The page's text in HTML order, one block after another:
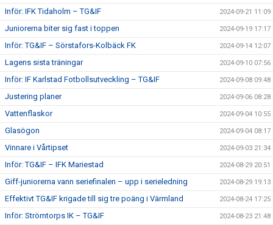
Inför: IFK Tidaholm – TG&IF 2024-09-21 11:09
Juniorerna biter sig fast i toppen 2024-09-19 17:17
Inför: TG&IF – Sörstafors-Kolbäck FK 2024-09-14 12:07
Lagens sista träningar 2024-09-10 07:56
Inför: IF Karlstad Fotbollsutveckling – TG&IF 2024-09-08 09:48
Justering planer 2024-09-06 08:28
Vattenflaskor 2024-09-04 10:55
Glasögon 2024-09-04 08:17
Vinnare i Vårtipset 2024-09-03 21:34
Inför: TG&IF – IFK Mariestad 2024-08-29 20:51
Giff-juniorerna vann seriefinalen – upp i serieledning 2024-08-29 19:13
Effektivt TG&IF krigade till sig tre poäng i Värmland 2024-08-24 17:25
Inför: Strömtorps IK – TG&IF 2024-08-23 21:48